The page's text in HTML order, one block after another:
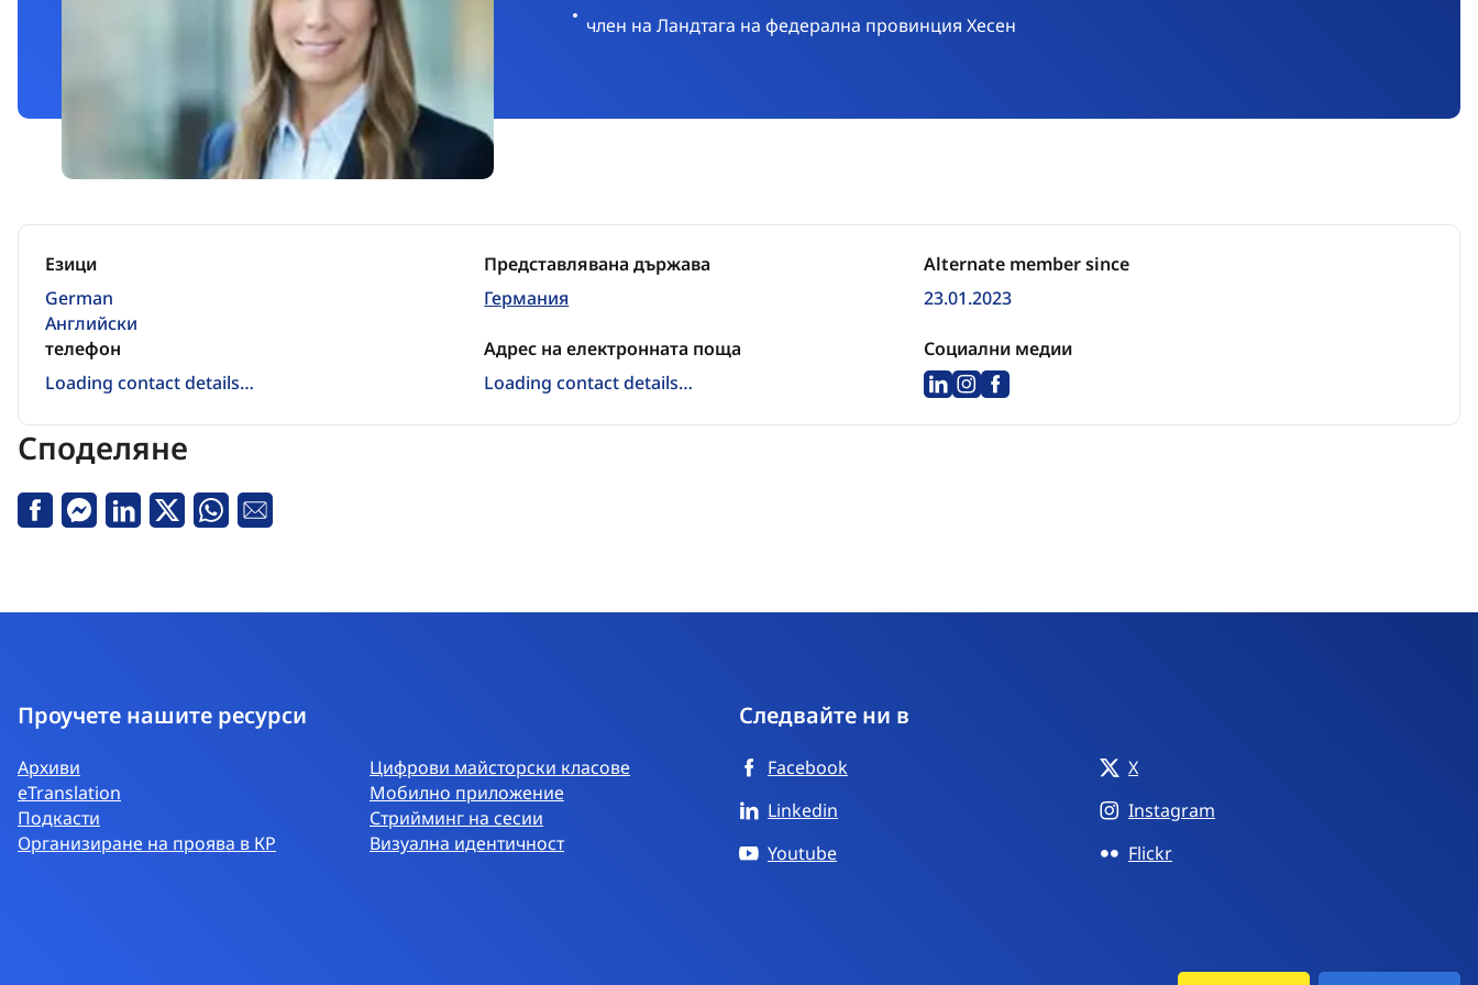
Германия
член на Ландтага на федерална провинция Хесен
Езици
German
Английски
Представлявана държава
Германия
Alternate member since
23.01.2023
телефон
Loading contact details…
Адрес на електронната поща
Loading contact details…
Социални медии
LinkedInInstagram
Споделяне
FacebookMessenger
Linkedin
X Whatsapp
Е-
Проучете нашите ресурси
Архиви
Цифрови майсторски класове
eTranslation
Мобилно приложение
Подкасти
Стрийминг на сесии
Организиране на проява в КР
Визуална идентичност
Следвайте ни в
Facebook
X
Linkedin
Instagram
Youtube
Flickr